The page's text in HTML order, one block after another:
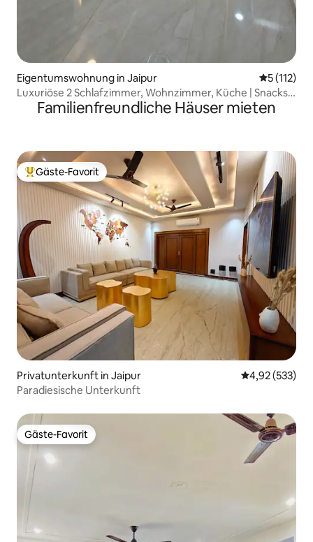
Eigentumswohnung in Jaipur
5 (112)
Luxuriöse 2 Schlafzimmer, Wohnzimmer, Küche | Snacks
& Wechselrichter | Klimaanlage im Flur und in den
Familienfreundliche Häuser mieten
Beliebter Gäste-Favorit.
Gäste-Favorit
Privatunterkunft in Jaipur
4,92 (533)
Paradiesische Unterkunft
Gäste-Favorit
Gäste-Favorit